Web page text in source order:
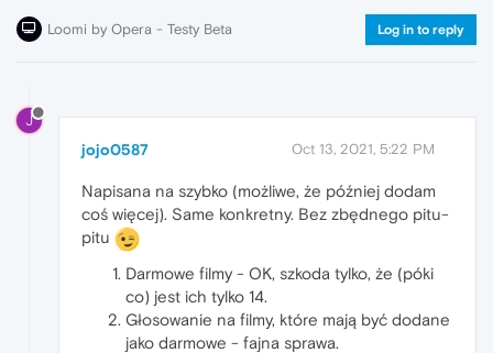
Loomi by Opera - Testy Beta Log in to reply
J
jojo0587 Oct 13, 2021, 5:22 PM
Napisana na szybko (możliwe, że później dodam
coś więcej). Same konkretny. Bez zbędnego pitu-
pitu
Darmowe filmy - OK, szkoda tylko, że (póki
co) jest ich tylko 14.
Głosowanie na filmy, które mają być dodane
jako darmowe - fajna sprawa.